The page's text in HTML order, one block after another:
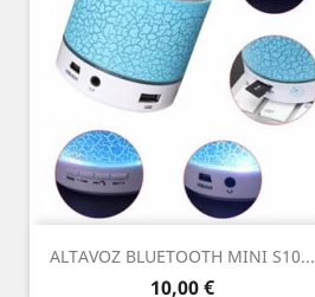
ALTAVOZ BLUETOOTH MINI S10...
Precio
10,00 €